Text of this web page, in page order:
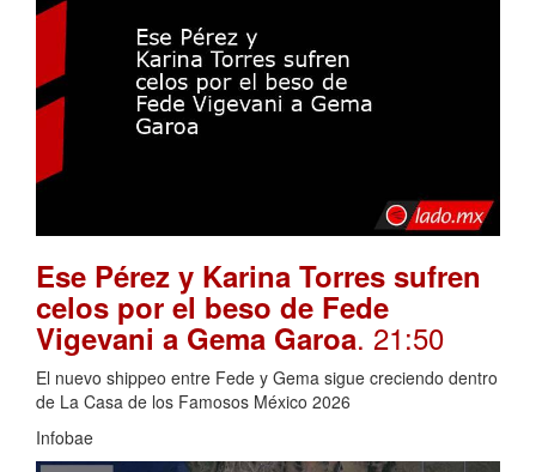
Ese Pérez y Karina Torres sufren
celos por el beso de Fede
Vigevani a Gema Garoa. 21:50
El nuevo shippeo entre Fede y Gema sigue creciendo dentro
de La Casa de los Famosos México 2026
Infobae